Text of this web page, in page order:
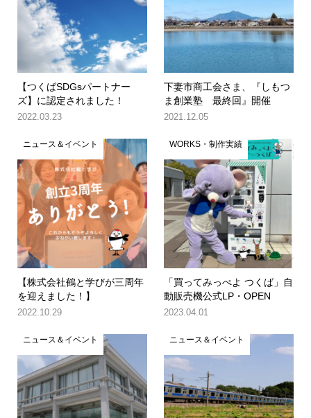
【つくばSDGsパートナー
ズ】に認定されました！
2022.03.23
下妻市商工会さま、『しもつ
ま創業塾 最終回』開催
2021.12.05
ニュース＆イベント
【株式会社鶴と学びが三周年
を迎えました！】
2022.10.29
WORKS・制作実績
「買ってみっぺよ つくば」自
動販売機公式LP・OPEN
2023.04.01
ニュース＆イベント ニュース＆イベント